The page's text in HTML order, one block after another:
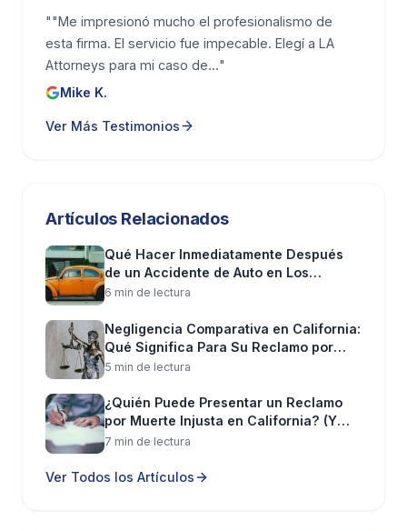
reales:
Gastos funerarios y de entierro
Pérdida de apoyo financiero futuro
Pérdida de compañía, cariño y guía
Pérdida de cuidado y atención
Angustia emocionalde los familiares
sobrevivientes
Plazos Importantes: El Plazo de
Prescripción
En California, generalmente tiene
""Me impresionó mucho el profesionalismo de
esta firma. El servicio fue impecable. Elegí a LA
Attorneys para mi caso de..."
Mike K.
Ver Más Testimonios
Artículos Relacionados
Qué Hacer Inmediatamente Después
de un Accidente de Auto en Los
Ángeles (Paso a Paso)
6 min de lectura
Negligencia Comparativa en California:
Qué Significa Para Su Reclamo por
Lesiones
5 min de lectura
¿Quién Puede Presentar un Reclamo
por Muerte Injusta en California? (Y
Qué Puede Recuperar)
7 min de lectura
Ver Todos los Artículos